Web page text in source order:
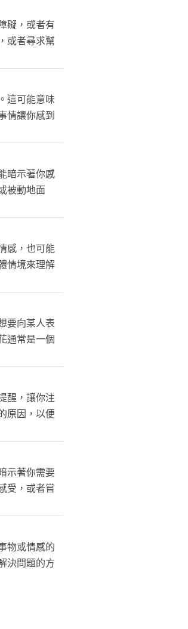
礙，或者有
或者尋求幫
這可能意味
情讓你感到
暗示著你感
被動地面
感，也可能
情境來理解
要向某人表
通常是一個
醒，讓你注
原因，以便
示著你需要
受，或者嘗
物或情感的
決問題的方